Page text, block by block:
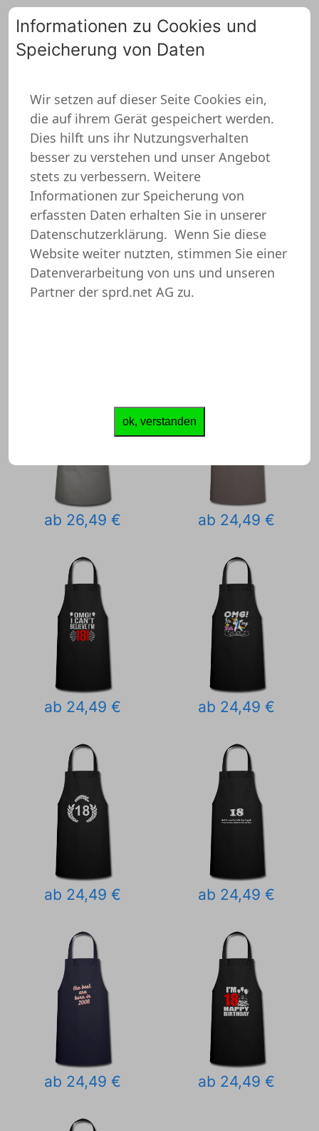
Geschenk zum 18
Schürze
ab 26,49 € ab 24,49 €
ab 24,49 € ab 24,49 €
ab 24,49 € ab 24,49 €
ab 24,49 € ab 24,49 €
Informationen zu Cookies und
Speicherung von Daten
Wir setzen auf dieser Seite Cookies ein,
die auf ihrem Gerät gespeichert werden.
Dies hilft uns ihr Nutzungsverhalten
besser zu verstehen und unser Angebot
stets zu verbessern. Weitere
Informationen zur Speicherung von
erfassten Daten erhalten Sie in unserer
Datenschutzerklärung. Wenn Sie diese
Website weiter nutzten, stimmen Sie einer
Datenverarbeitung von uns und unseren
Partner der sprd.net AG zu.
ok, verstanden